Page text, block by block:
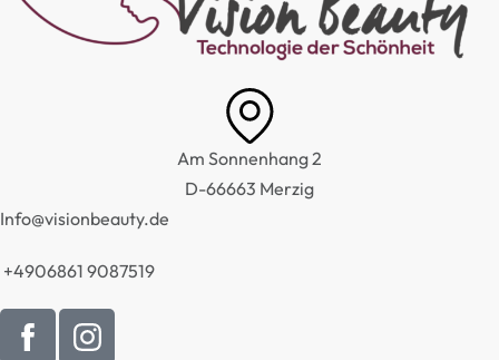
Am Sonnenhang 2
D-66663 Merzig
Info@visionbeauty.de
+4906861 9087519